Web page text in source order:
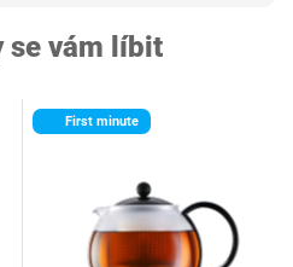
se vám líbit
First minute